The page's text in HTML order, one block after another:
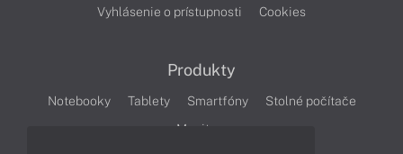
Vyhlásenie o prístupnosti
Cookies
Produkty
Notebooky Tablety Smartfóny
Stolné počítače
Monitory